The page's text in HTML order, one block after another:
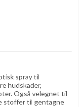
spray til
hudskader,
Også velegnet til
stoffer til gentagne